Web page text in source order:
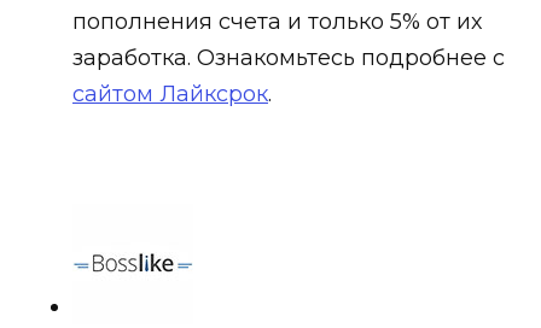
пополнения счета и только 5% от их
заработка. Ознакомьтесь подробнее с
сайтом Лайксрок.